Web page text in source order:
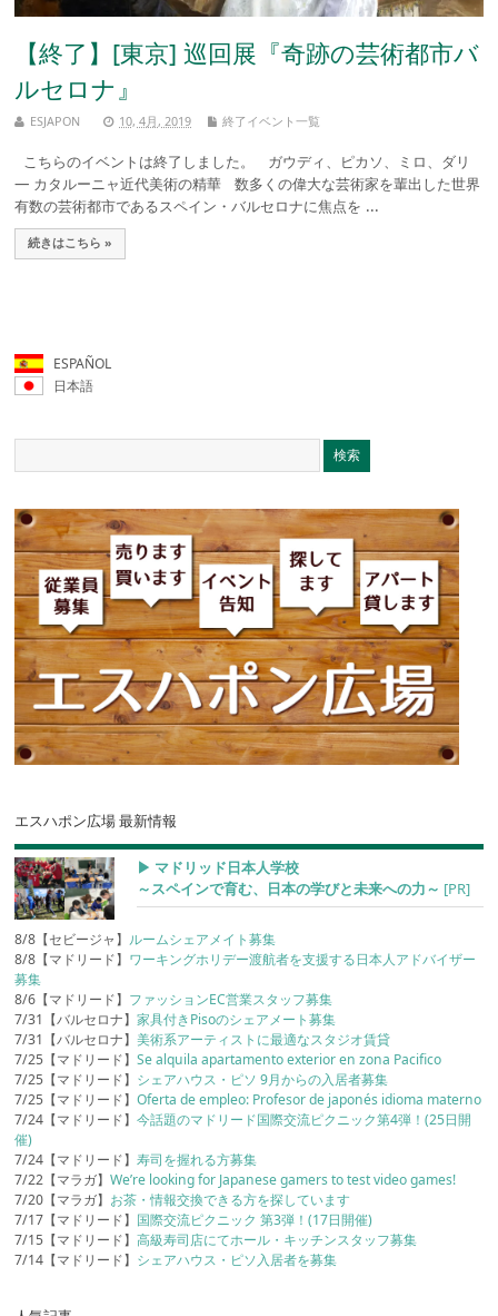
【終了】[東京] 巡回展『奇跡の芸術都市バ
ルセロナ』
ESJAPON 10, 4月, 2019 終了イベント一覧
こちらのイベントは終了しました。 ガウディ、ピカソ、ミロ、ダリ
― カタルーニャ近代美術の精華 数多くの偉大な芸術家を輩出した世界
有数の芸術都市であるスペイン・バルセロナに焦点を ...
続きはこちら »
ESPAÑOL
日本語
エスハポン広場 最新情報
▶︎ マドリッド日本人学校
～スペインで育む、日本の学びと未来への力～ [PR]
8/8【セビージャ】 ルームシェアメイト募集
8/8【マドリード】 ワーキングホリデー渡航者を支援する日本人アドバイザー
募集
8/6【マドリード】 ファッションEC営業スタッフ募集
7/31【バルセロナ】家具付きPisoのシェアメート募集
7/31【バルセロナ】美術系アーティストに最適なスタジオ賃貸
7/25【マドリード】Se alquila apartamento exterior en zona Pacifico
7/25【マドリード】 シェアハウス・ピソ 9月からの入居者募集
7/25【マドリード】Oferta de empleo: Profesor de japonés idioma materno
7/24【マドリード】今話題のマドリード国際交流ピクニック第4弾！(25日開
催)
7/24【マドリード】寿司を握れる方募集
7/22【マラガ】We’re looking for Japanese gamers to test video games!
7/20【マラガ】 お茶・情報交換できる方を探しています
7/17【マドリード】 国際交流ピクニック 第3弾！(17日開催)
7/15【マドリード】高級寿司店にてホール・キッチンスタッフ募集
7/14【マドリード】 シェアハウス・ピソ入居者を募集